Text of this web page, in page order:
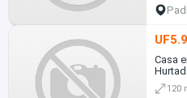
Casa
120